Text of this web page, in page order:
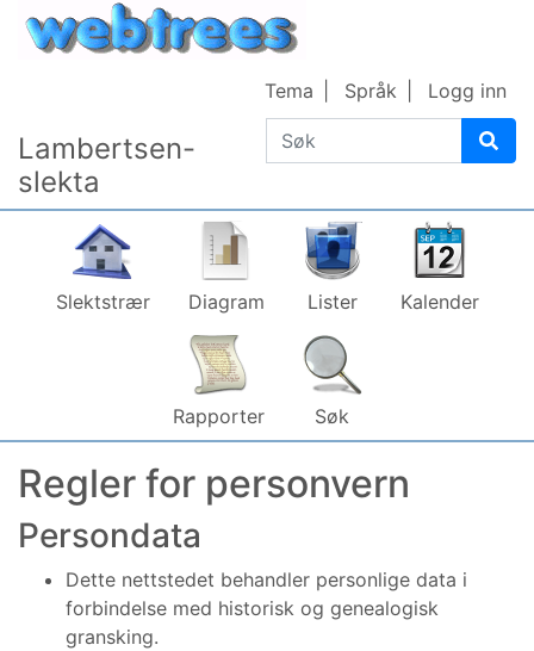
Lambertsen-
slekta
Søk
Tema Språk Logg inn
Slektstrær Diagram Lister Kalender
Rapporter Søk
Regler for personvern
Persondata
Dette nettstedet behandler personlige data i
forbindelse med historisk og genealogisk
gransking.